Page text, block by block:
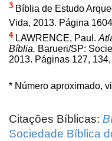
3 Bíblia de Estudo
Vida, 2013. Página
4 LAWRENCE, Paul.
Bíblia. Barueri/SP:
2013. Páginas 127,
* Número aproximado,
Citações Bíblicas:
Sociedade Bíblica